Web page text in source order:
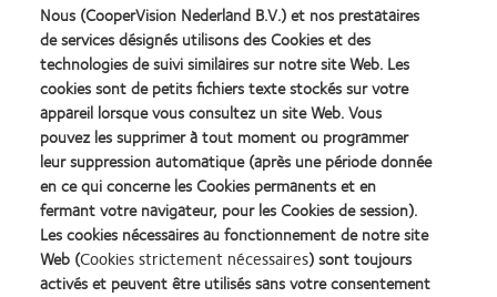
Les centres européens obtiennent les
certifications BREEAM et LEED
Trois de nos installations européennes ont obtenu
des certifications prestigieuses pour leur conception
Nous (CooperVision Nederland B.V.) et nos prestataires
de services désignés utilisons des Cookies et des
technologies de suivi similaires sur notre site Web. Les
cookies sont de petits fichiers texte stockés sur votre
appareil lorsque vous consultez un site Web. Vous
pouvez les supprimer à tout moment ou programmer
leur suppression automatique (après une période donnée
en ce qui concerne les Cookies permanents et en
fermant votre navigateur, pour les Cookies de session).
Les cookies nécessaires au fonctionnement de notre site
Web (Cookies strictement nécessaires) sont toujours
activés et peuvent être utilisés sans votre consentement